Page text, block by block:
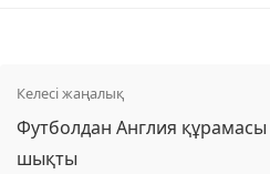
Келесі жаңалық
Футболдан Англия
шықты